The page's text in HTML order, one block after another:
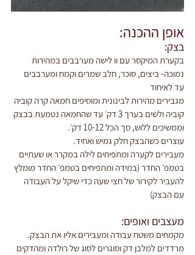
אופן ההכנה:
בצק:
בקערת המיקסר עם וו לישה מערבבים במהירות
נמוכה- ביצים, סוכר, חלב שמרים וקמח ומערבבים
עד לאיחוד
מגבירים מהירות לבינונית ומוסיפים חמאה קרה קוביה
קוביה ולשים בערך 3 דק׳ עד שהחמאה נטמעת בבצק
וממשיכים ללוש, סך הכל 10-12 דק׳.
עוצרים כשהבצק חלק גמיש ואחיד.
מעבירים לקערה ומתפיחים לילה במקרר או שעתיים
בטמפ׳ החדר (במידה ומתפיחים בטמפ׳ החדר מומלץ
להעביר לקירור של חצי שעה כדי שיקל על העבודה
עם הבצק)
מעצבים ואופים:
מקמחים משטח עבודה ומעבירים אליו את הבצק.
מרדדים למלבן דק וסוגרים לסוג של רולדה ומהדקים